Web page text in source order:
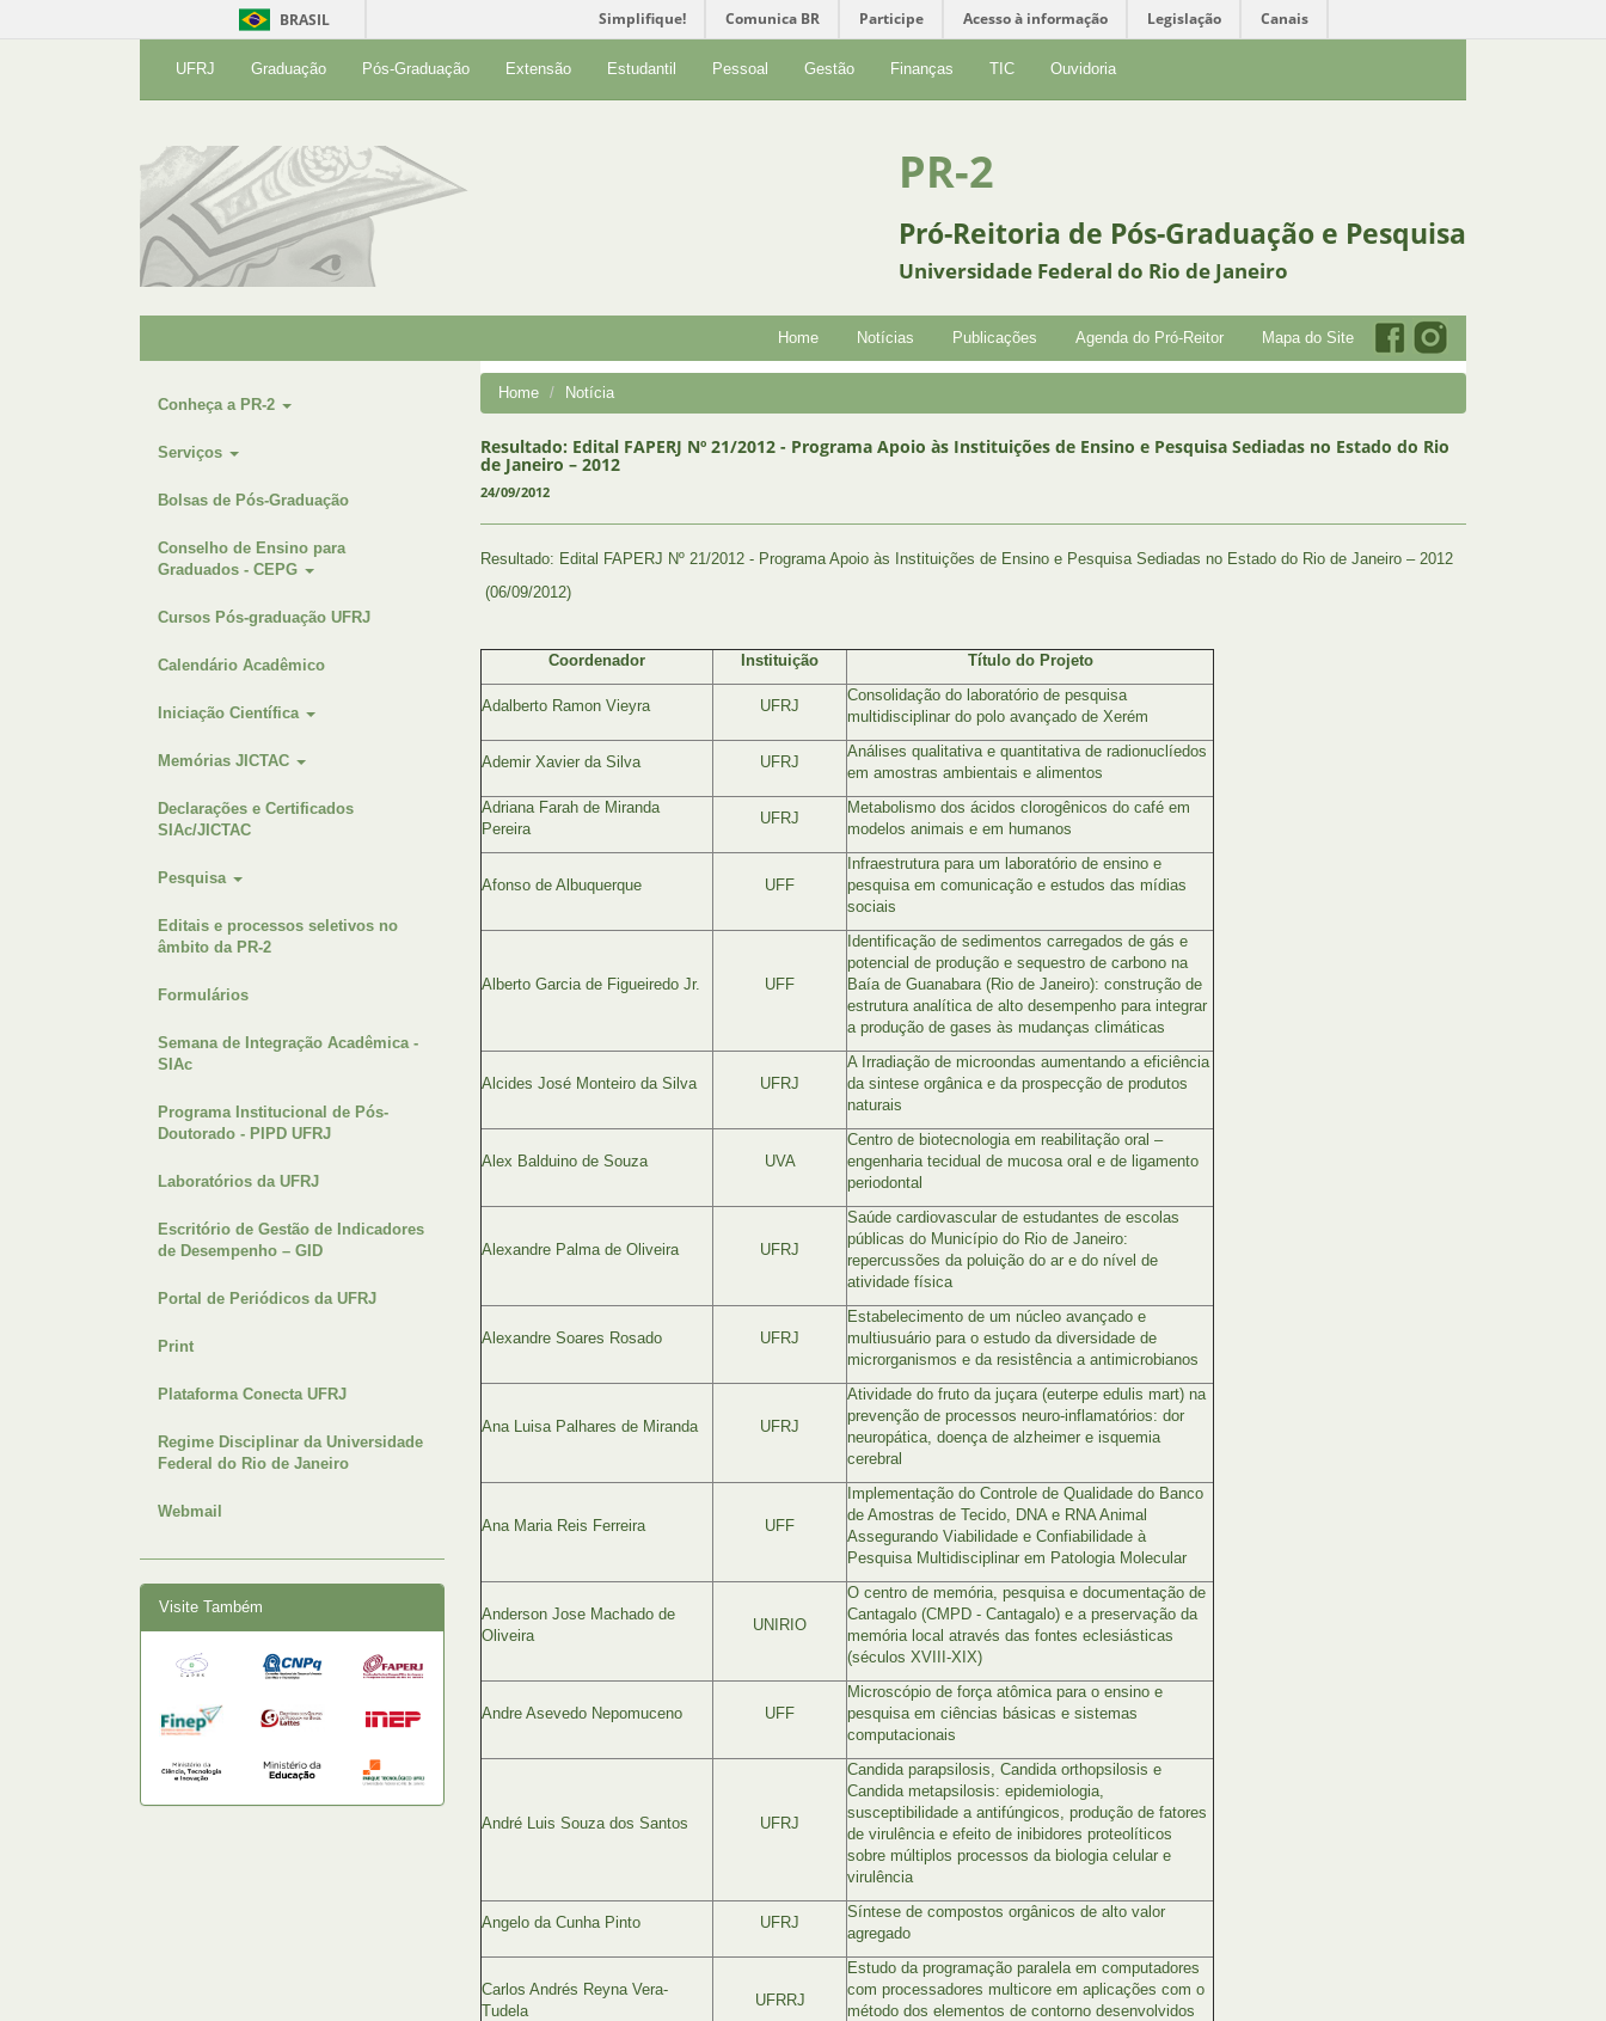
BRASIL Simplifique! Comunica BR Participe Acesso à informação Legislação Canais
UFRJ Graduação Pós-Graduação Extensão Estudantil Pessoal Gestão Finanças TIC Ouvidoria
PR-2
Pró-Reitoria de Pós-Graduação e Pesquisa
Universidade Federal do Rio de Janeiro
Home Notícias Publicações Agenda do Pró-Reitor Mapa do Site
Conheça a PR-2
Serviços
Bolsas de Pós-Graduação
Conselho de Ensino para
Graduados - CEPG
Cursos Pós-graduação UFRJ
Calendário Acadêmico
Iniciação Científica
Memórias JICTAC
Declarações e Certificados
SIAc/JICTAC
Pesquisa
Editais e processos seletivos no
âmbito da PR-2
Formulários
Semana de Integração Acadêmica -
SIAc
Programa Institucional de Pós-
Doutorado - PIPD UFRJ
Laboratórios da UFRJ
Escritório de Gestão de Indicadores
de Desempenho – GID
Portal de Periódicos da UFRJ
Print
Plataforma Conecta UFRJ
Regime Disciplinar da Universidade
Federal do Rio de Janeiro
Webmail
Visite Também
Home Notícia
Resultado: Edital FAPERJ Nº 21/2012 - Programa Apoio às Instituições de Ensino e Pesquisa Sediadas no Estado do Rio
de Janeiro – 2012
24/09/2012
Resultado: Edital FAPERJ Nº 21/2012 - Programa Apoio às Instituições de Ensino e Pesquisa Sediadas no Estado do Rio de Janeiro – 2012
(06/09/2012)
Coordenador Instituição Título do Projeto
Adalberto Ramon Vieyra UFRJ
Consolidação do laboratório de pesquisa
multidisciplinar do polo avançado de Xerém
Ademir Xavier da Silva UFRJ
Análises qualitativa e quantitativa de radionuclíedos
em amostras ambientais e alimentos
Adriana Farah de Miranda
Pereira
UFRJ
Metabolismo dos ácidos clorogênicos do café em
modelos animais e em humanos
Afonso de Albuquerque UFF
Infraestrutura para um laboratório de ensino e
pesquisa em comunicação e estudos das mídias
sociais
Alberto Garcia de Figueiredo Jr. UFF
Identificação de sedimentos carregados de gás e
potencial de produção e sequestro de carbono na
Baía de Guanabara (Rio de Janeiro): construção de
estrutura analítica de alto desempenho para integrar
a produção de gases às mudanças climáticas
Alcides José Monteiro da Silva UFRJ
A Irradiação de microondas aumentando a eficiência
da sintese orgânica e da prospecção de produtos
naturais
Alex Balduino de Souza UVA
Centro de biotecnologia em reabilitação oral –
engenharia tecidual de mucosa oral e de ligamento
periodontal
Alexandre Palma de Oliveira UFRJ
Saúde cardiovascular de estudantes de escolas
públicas do Município do Rio de Janeiro:
repercussões da poluição do ar e do nível de
atividade física
Alexandre Soares Rosado UFRJ
Estabelecimento de um núcleo avançado e
multiusuário para o estudo da diversidade de
microrganismos e da resistência a antimicrobianos
Ana Luisa Palhares de Miranda UFRJ
Atividade do fruto da juçara (euterpe edulis mart) na
prevenção de processos neuro-inflamatórios: dor
neuropática, doença de alzheimer e isquemia
cerebral
Ana Maria Reis Ferreira UFF
Implementação do Controle de Qualidade do Banco
de Amostras de Tecido, DNA e RNA Animal
Assegurando Viabilidade e Confiabilidade à
Pesquisa Multidisciplinar em Patologia Molecular
Anderson Jose Machado de
Oliveira
UNIRIO
O centro de memória, pesquisa e documentação de
Cantagalo (CMPD - Cantagalo) e a preservação da
memória local através das fontes eclesiásticas
(séculos XVIII-XIX)
Andre Asevedo Nepomuceno UFF
Microscópio de força atômica para o ensino e
pesquisa em ciências básicas e sistemas
computacionais
André Luis Souza dos Santos UFRJ
Candida parapsilosis, Candida orthopsilosis e
Candida metapsilosis: epidemiologia,
susceptibilidade a antifúngicos, produção de fatores
de virulência e efeito de inibidores proteolíticos
sobre múltiplos processos da biologia celular e
virulência
Angelo da Cunha Pinto UFRJ
Síntese de compostos orgânicos de alto valor
agregado
Carlos Andrés Reyna Vera-
Tudela
UFRRJ
Estudo da programação paralela em computadores
com processadores multicore em aplicações com o
método dos elementos de contorno desenvolvidos